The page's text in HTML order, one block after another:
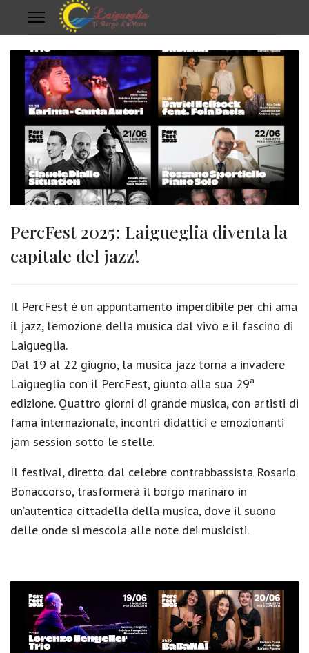
PercFest 2025: Laigueglia diventa la
capitale del jazz!
Il PercFest è un appuntamento imperdibile per chi ama
il jazz, l’emozione della musica dal vivo e il fascino di
Laigueglia.
Dal 19 al 22 giugno, la musica jazz torna a invadere
Laigueglia con il PercFest, giunto alla sua 29ª
edizione. Quattro giorni di grande musica, con artisti di
fama internazionale, incontri didattici e emozionanti
jam session sotto le stelle.
Il festival, diretto dal celebre contrabbassista Rosario
Bonaccorso, trasformerà il borgo marinaro in
un’autentica cittadella della musica, dove il suono
delle onde si mescola alle note dei musicisti.